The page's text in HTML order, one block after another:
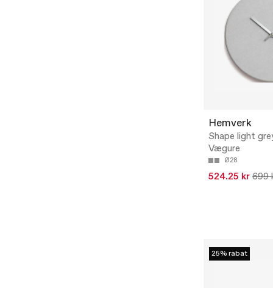
Hemverk
Shape light
Vægure
Ø28
524.25 kr 699
25% rabat